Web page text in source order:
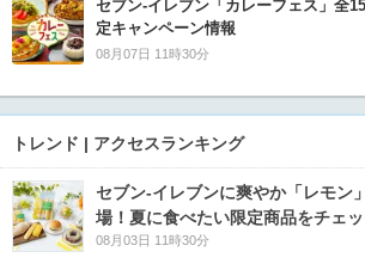
セブン‐イレブン「カレーフェス」全
定キャンペーン情報
08月07日 11時30分
トレンド | アクセスランキング
セブン‐イレブンに爽やか「レモン
場！夏に食べたい限定商品をチェッ
08月03日 11時30分